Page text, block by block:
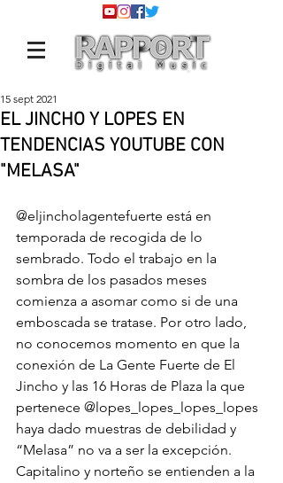
EL JINCHO Y LOPES EN
TENDENCIAS YOUTUBE CON
"MELASA"
15 sept 2021
@eljincholagentefuerte está en
temporada de recogida de lo
sembrado. Todo el trabajo en la
sombra de los pasados meses
comienza a asomar como si de una
emboscada se tratase. Por otro lado,
no conocemos momento en que la
conexión de La Gente Fuerte de El
Jincho y las 16 Horas de Plaza la que
pertenece @lopes_lopes_lopes_lopes
haya dado muestras de debilidad y
“Melasa” no va a ser la excepción.
Capitalino y norteño se entienden a la